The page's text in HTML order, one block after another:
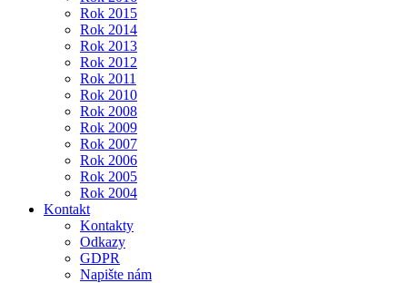
Rok 2015
Rok 2014
Rok 2013
Rok 2012
Rok 2011
Rok 2010
Rok 2008
Rok 2009
Rok 2007
Rok 2006
Rok 2005
Rok 2004
Kontakt
Kontakty
Odkazy
GDPR
Napište nám